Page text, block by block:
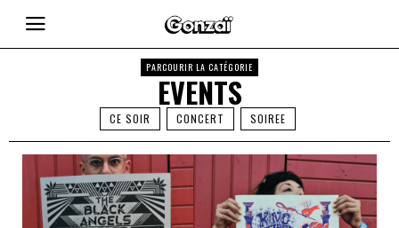
PARCOURIR LA CATÉGORIE
EVENTS
CE SOIR CONCERT SOIREE